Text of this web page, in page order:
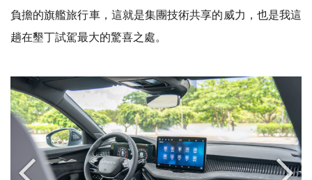
負擔的旗艦旅行車，這就是集團技術共享的威力，也是我這
趟在墾丁試駕最大的驚喜之處。